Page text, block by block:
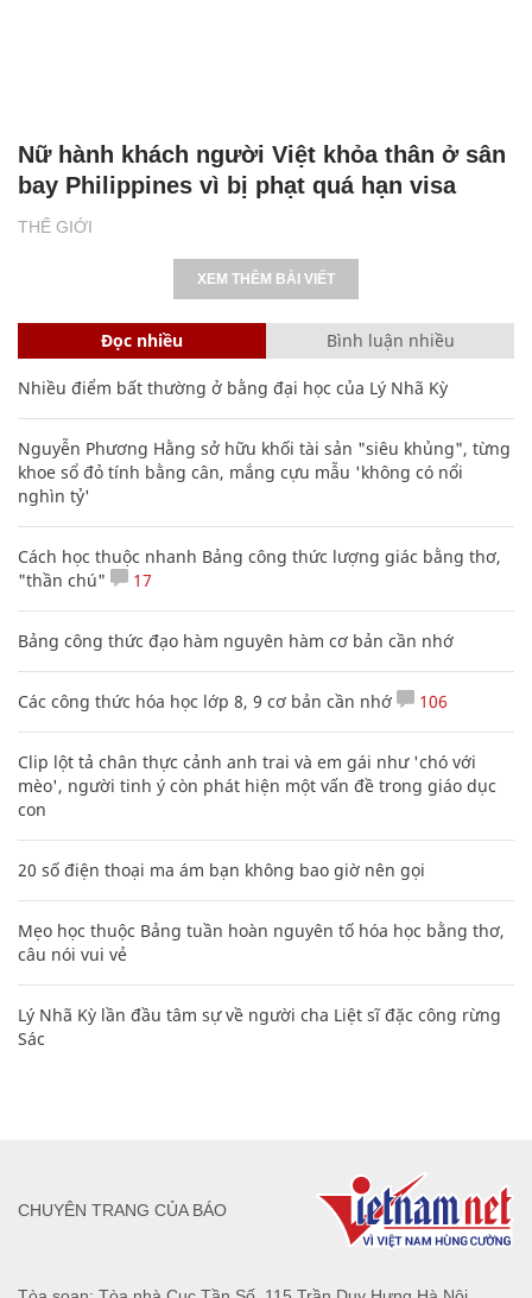
THẾ GIỚI
Nữ hành khách người Việt khỏa thân ở sân
bay Philippines vì bị phạt quá hạn visa
XEM THÊM BÀI VIẾT
Đọc nhiều Bình luận nhiều
Nhiều điểm bất thường ở bằng đại học của Lý Nhã Kỳ
Nguyễn Phương Hằng sở hữu khối tài sản "siêu khủng", từng
khoe sổ đỏ tính bằng cân, mắng cựu mẫu 'không có nổi
nghìn tỷ'
Cách học thuộc nhanh Bảng công thức lượng giác bằng thơ,
"thần chú"
17
Bảng công thức đạo hàm nguyên hàm cơ bản cần nhớ
Các công thức hóa học lớp 8, 9 cơ bản cần nhớ 106
Clip lột tả chân thực cảnh anh trai và em gái như 'chó với
mèo', người tinh ý còn phát hiện một vấn đề trong giáo dục
con
20 số điện thoại ma ám bạn không bao giờ nên gọi
Mẹo học thuộc Bảng tuần hoàn nguyên tố hóa học bằng thơ,
câu nói vui vẻ
Lý Nhã Kỳ lần đầu tâm sự về người cha Liệt sĩ đặc công rừng
Sác
CHUYÊN TRANG CỦA BÁO